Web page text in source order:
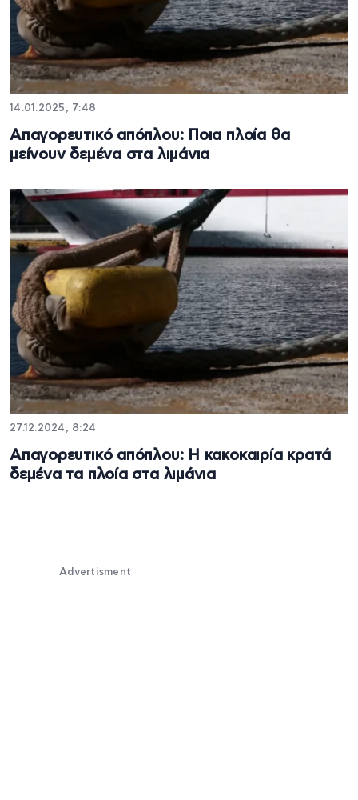
14.01.2025, 7:48
Απαγορευτικό απόπλου: Ποια πλοία θα
μείνουν δεμένα στα λιμάνια
27.12.2024, 8:24
Aπαγορευτικό απόπλου: Η κακοκαιρία κρατά
δεμένα τα πλοία στα λιμάνια
Advertisment